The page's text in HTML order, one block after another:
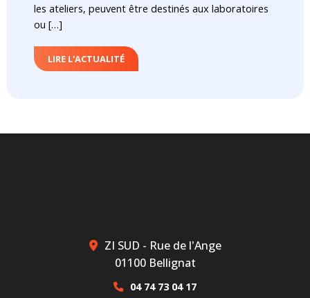
les ateliers, peuvent être destinés aux laboratoires
ou […]
LIRE L'ACTUALITÉ
ZI SUD - Rue de l'Ange
01100 Bellignat
04 74 73 04 17